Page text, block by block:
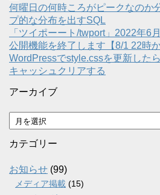
何曜日の何時ころがピークなのか
プ的な分布を出すSQL
「ツイポーート/twport」2022年6
公開機能を終了します【8/1 22時
WordPressでstyle.cssを更新した
キャッシュクリアする
アーカイブ
ア
ー
カ
ブ
カテゴリー
お知らせ (99)
メディア掲載 (15)